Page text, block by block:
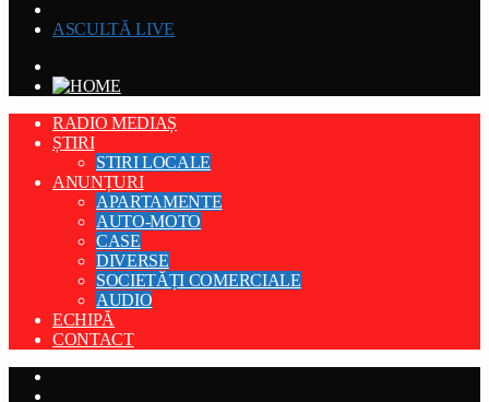
ASCULTĂ LIVE
RADIO MEDIAȘ
ȘTIRI
STIRI LOCALE
ANUNȚURI
APARTAMENTE
AUTO-MOTO
CASE
DIVERSE
SOCIETĂȚI COMERCIALE
AUDIO
ECHIPĂ
CONTACT